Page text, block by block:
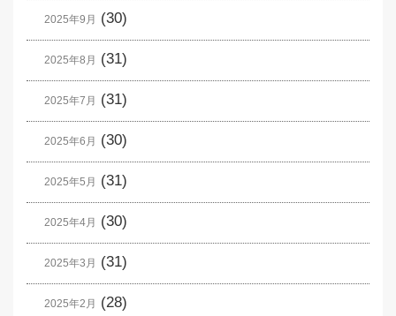
2025年9月 (30)
2025年8月 (31)
2025年7月 (31)
2025年6月 (30)
2025年5月 (31)
2025年4月 (30)
2025年3月 (31)
2025年2月 (28)